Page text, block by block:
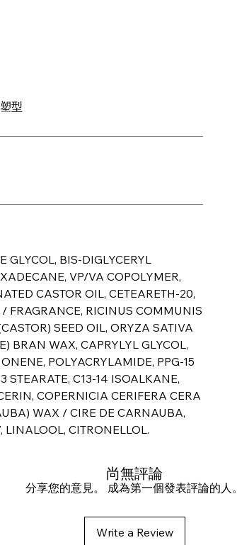
型
BIS-DIGLYCERYL
VP/VA COPOLYMER,
CASTOR OIL, CETEARETH-20,
FRAGRANCE, RICINUS COMMUNIS
SEED OIL, ORYZA SATIVA
BRAN WAX, CAPRYLYL GLYCOL,
POLYACRYLAMIDE, PPG-15
STEARATE, C13-14 ISOALKANE,
COPERNICIA CERIFERA CERA
WAX / CIRE DE CARNAUBA,
LINALOOL, CITRONELLOL.
尚無評論
分享您的意見。 成為第一個發表評論的人。
Write a Review